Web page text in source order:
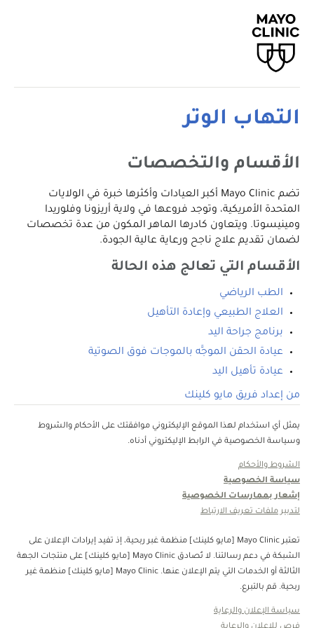
التهاب الوتر
الأقسام والتخصصات
تضم Mayo Clinic أكبر العيادات وأكثرها خبرة في الولايات
المتحدة الأمريكية، وتوجد فروعها في ولاية أريزونا وفلوريدا
ومينيسوتا. ويتعاون كادرها الماهر المكون من عدة تخصصات
لضمان تقديم علاج ناجح ورعاية عالية الجودة.
الأقسام التي تعالج هذه الحالة
الطب الرياضي
العلاج الطبيعي وإعادة التأهيل
برنامج جراحة اليد
عيادة الحقن الموجَّه بالموجات فوق الصوتية
عيادة تأهيل اليد
من إعداد فريق مايو كلينك
يمثل أي استخدام لهذا الموقع الإليكتروني موافقتك على الأحكام والشروط
وسياسة الخصوصية في الرابط الإليكتروني أدناه.
الشروط والأحكام
سياسة الخصوصية
إشعار بممارسات الخصوصية
لتدبير ملفات تعريف الارتباط
تعتبر Mayo Clinic [مايو كلينك] منظمة غبر ربحية، إذ تفيد إيرادات الإعلان على
الشبكة في دعم رسالتنا. لا تُصادق Mayo Clinic [مايو كلينك] على منتجات الجهة
الثالثة أو الخدمات التي يتم الإعلان عنها. Mayo Clinic [مايو كلينك] منظمة غير
ربحية. قم بالتبرع.
سياسة الإعلان والرعاية